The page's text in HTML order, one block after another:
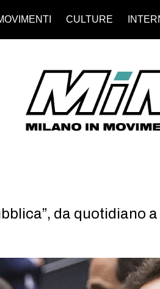
CULTURE
da quotidiano